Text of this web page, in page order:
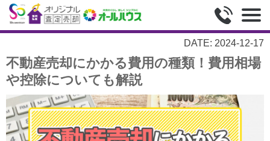
DATE: 2024-12-17
不動産売却にかかる費用の種類！費用相場
や控除についても解説